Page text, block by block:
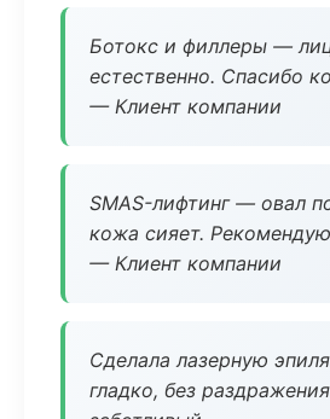
Ботокс и филлеры —
естественно. Спасибо
— Клиент компании
SMAS-лифтинг — овал
кожа сияет.
— Клиент компании
Сделала лазерную
гладко, без